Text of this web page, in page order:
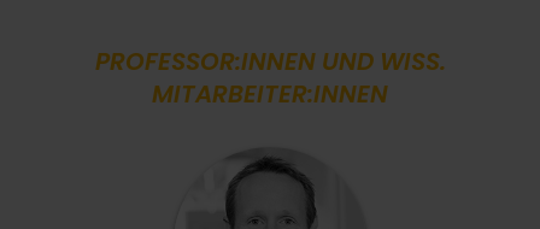
PROFESSOR:INNEN UND WISS.
MITARBEITER:INNEN